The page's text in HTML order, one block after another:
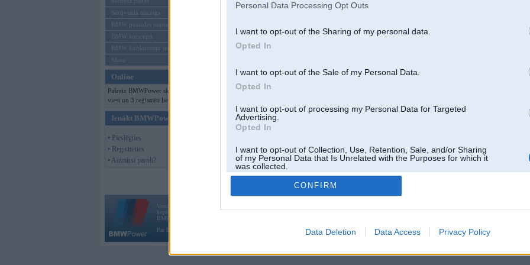
Personal Data Processing Opt Outs
I want to opt-out of the Sharing of my personal data.
Opted In
I want to opt-out of the Sale of my Personal Data.
Opted In
I want to opt-out of processing my Personal Data for Targeted
Advertising.
Opted In
I want to opt-out of Collection, Use, Retention, Sale, and/or Sharing
of my Personal Data that Is Unrelated with the Purposes for which it
was collected.
Opted Out
CONFIRM
Data Deletion Data Access Privacy Policy
Sērijveida tūnings
BMW pasaules jaunumi
BMW koncepti
BMW konkurentu jaunumi
Moto
Online
Pašreiz BMWPower skatās 113
viesi un 3 reģistrēti lietotāji.
Ienākt BMWPower
• Pieslēgties
• Reģistrēties
• Aizmirsi paroli?
Vortāls BMWPower.lv darbojas
kopš 2002. gada 14. maija. Tas nav auto klubs un nav saistīts ar
BMW AG.
Par BMWPower